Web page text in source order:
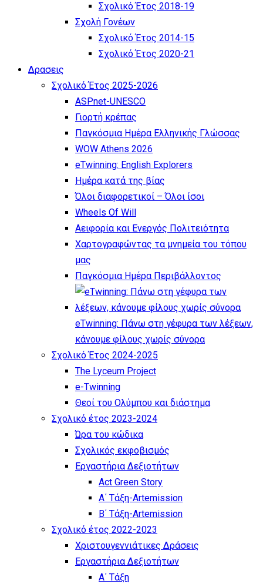
Σχολικό Έτος 2018-19
Σχολή Γονέων
Σχολικό Έτος 2014-15
Σχολικό Έτος 2020-21
Δρασεις
Σχολικό Έτος 2025-2026
ASPnet-UNESCO
Γιορτή κρέπας
Παγκόσμια Ημέρα Ελληνικής Γλώσσας
WOW Athens 2026
eTwinning: English Explorers
Ημέρα κατά της βίας
Όλοι διαφορετικοί – Όλοι ίσοι
Wheels Of Will
Αειφορία και Ενεργός Πολιτειότητα
Χαρτογραφώντας τα μνημεία του τόπου
μας
Παγκόσμια Ημέρα Περιβάλλοντος
eTwinning: Πάνω στη γέφυρα των λέξεων,
κάνουμε φίλους χωρίς σύνορα
Σχολικό Έτος 2024-2025
The Lyceum Project
e-Twinning
Θεοί του Ολύμπου και διάστημα
Σχολικό έτος 2023-2024
Ώρα του κώδικα
Σχολικός εκφοβισμός
Εργαστήρια Δεξιοτήτων
Act Green Story
Α΄ Τάξη-Artemission
Β΄ Τάξη-Artemission
Σχολικό έτος 2022-2023
Χριστουγεννιάτικες Δράσεις
Εργαστήρια Δεξιοτήτων
Α΄ Τάξη